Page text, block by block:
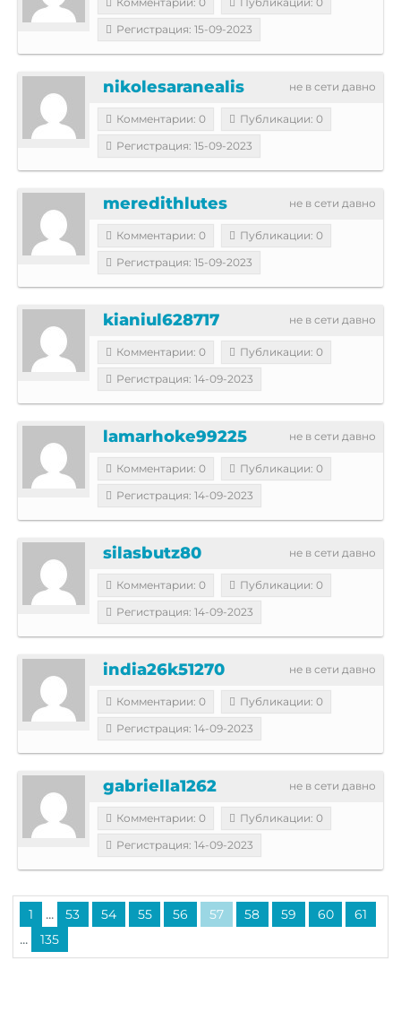
Регистрация: 15-09-2023
не в сети давно
nikolesaranealis
Комментарии: 0
Публикации: 0
Регистрация: 15-09-2023
не в сети давно
meredithlutes
Комментарии: 0
Публикации: 0
Регистрация: 15-09-2023
не в сети давно
kianiul628717
Комментарии: 0
Публикации: 0
Регистрация: 14-09-2023
не в сети давно
lamarhoke99225
Комментарии: 0
Публикации: 0
Регистрация: 14-09-2023
не в сети давно
silasbutz80
Комментарии: 0
Публикации: 0
Регистрация: 14-09-2023
не в сети давно
india26k51270
Комментарии: 0
Публикации: 0
Регистрация: 14-09-2023
не в сети давно
gabriella1262
Комментарии: 0
Публикации: 0
Регистрация: 14-09-2023
1 ... 53 54 55 56 57 58 59 60 61
... 135